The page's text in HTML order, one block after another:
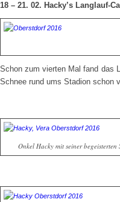
18 – 21. 02. Hacky’s Langlauf-
Schon zum vierten Mal fand das
Schnee rund ums Stadion schon
Onkel Hacky mit seiner